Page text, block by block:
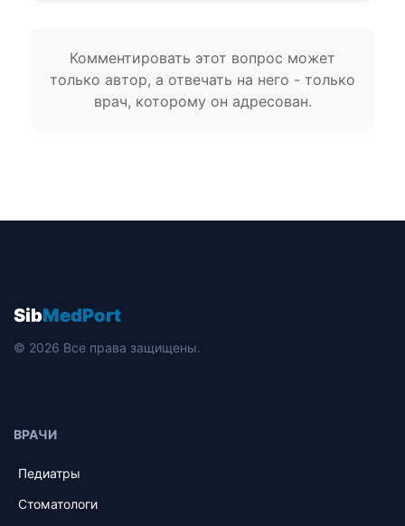
Комментировать этот вопрос может
только автор, а отвечать на него - только
врач, которому он адресован.
SibMedPort
© 2026 Все права защищены.
ВРАЧИ
Педиатры
Стоматологи